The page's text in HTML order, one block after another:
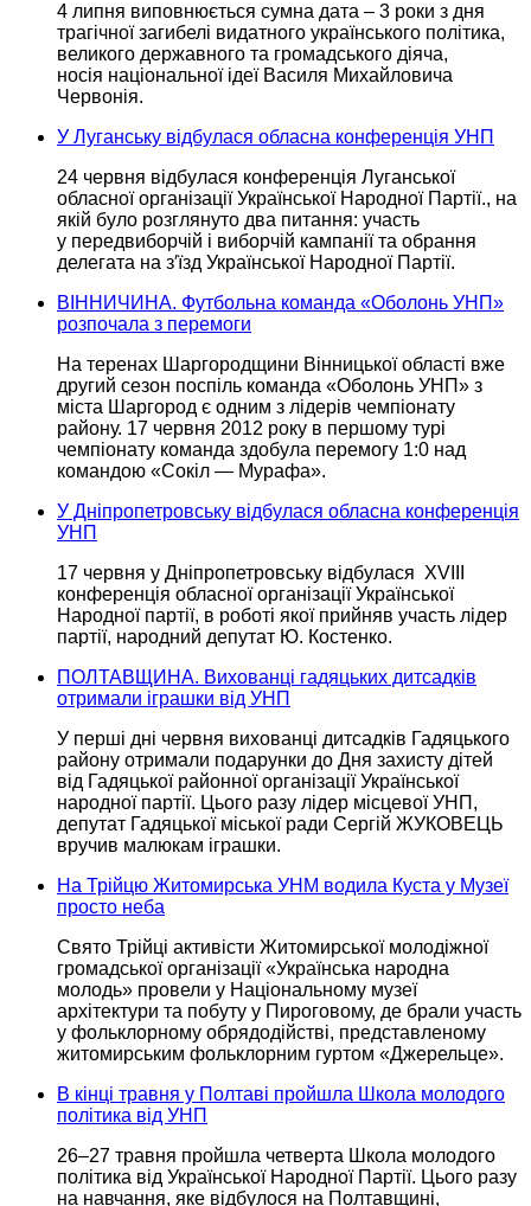
4 липня виповнюється сумна дата – 3 роки з дня
трагічної загибелі видатного українського політика,
великого державного та громадського діяча,
носія національноїідеї Василя Михайловича
Червонія.
У Луганську відбулася обласна конференція УНП
24 червня відбулася конференція Луганської
обласної організації Української Народної Партії., на
якій було розглянуто два питання: участь
у передвиборчій і виборчій кампанії та обрання
делегата на з′їзд Української Народної Партії.
ВІННИЧИНА. Футбольна команда «Оболонь УНП»
розпочала з перемоги
На теренах Шаргородщини Вінницької області вже
другий сезон поспіль команда «Оболонь УНП» з
міста Шаргород є одним з лідерів чемпіонату
району. 17 червня 2012 року в першому турі
чемпіонату команда здобула перемогу 1:0 над
командою «Сокіл — Мурафа».
У Дніпропетровську відбулася обласна конференція
УНП
17 червня у Дніпропетровську відбулася XVIII
конференція обласноїорганізації Української
Народної партії, в роботі якої прийняв участь лідер
партії, народний депутат Ю. Костенко.
ПОЛТАВЩИНА. Вихованці гадяцьких дитсадків
отримали іграшки від УНП
У перші дні червня вихованці дитсадків Гадяцького
району отримали подарунки до Дня захисту дітей
від Гадяцької районної організації Української
народної партії. Цього разу лідер місцевої УНП,
депутат Гадяцької міської ради Сергій ЖУКОВЕЦЬ
вручив малюкам іграшки.
На Трійцю Житомирська УНМ водила Куста у Музеї
просто неба
Свято Трійці активісти Житомирської молодіжної
громадської організації «Українська народна
молодь» провели у Національному музеї
архітектури та побуту у Пироговому, де брали участь
у фольклорному обрядодійстві, представленому
житомирським фольклорним гуртом «Джерельце».
В кінці травня у Полтаві пройшла Школа молодого
політика від УНП
26–27 травня пройшла четверта Школа молодого
політика від Української Народної Партії. Цього разу
на навчання, яке відбулося на Полтавщині,